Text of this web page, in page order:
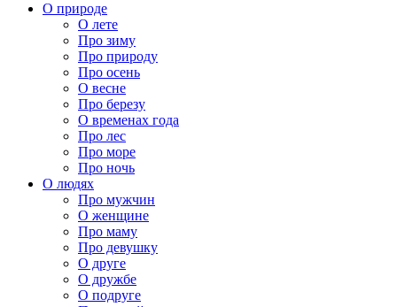
О природе
О лете
Про зиму
Про природу
Про осень
О весне
Про березу
О временах года
Про лес
Про море
Про ночь
О людях
Про мужчин
О женщине
Про маму
Про девушку
О друге
О дружбе
О подруге